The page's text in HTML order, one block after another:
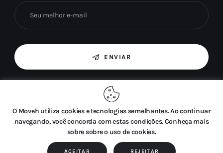
ENVIAR
Ao marcar esta caixa, concordo com o uso das
minhas informações fornecidas para fins de
marketing por e-mail.
O Moveh utiliza cookies e tecnologias semelhantes. Ao continuar
navegando, você concorda com estas condições. Conheça mais
sobre sobre o uso de cookies.
ACEITAR REJEITAR